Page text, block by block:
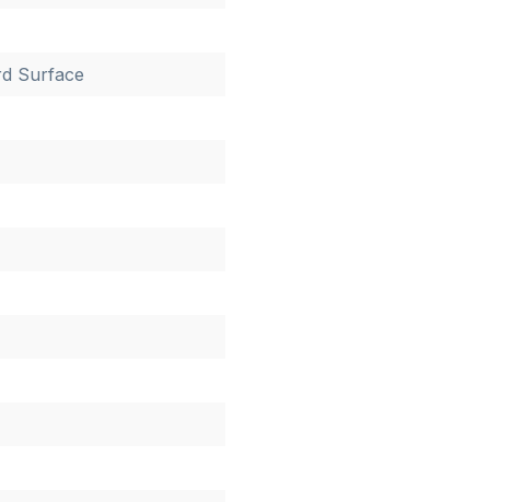
Surface